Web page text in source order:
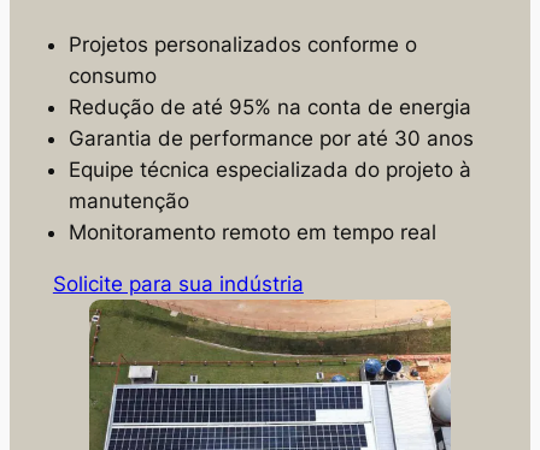
Projetos personalizados conforme o
consumo
Redução de até 95% na conta de energia
Garantia de performance por até 30 anos
Equipe técnica especializada do projeto à
manutenção
Monitoramento remoto em tempo real
Solicite para sua indústria